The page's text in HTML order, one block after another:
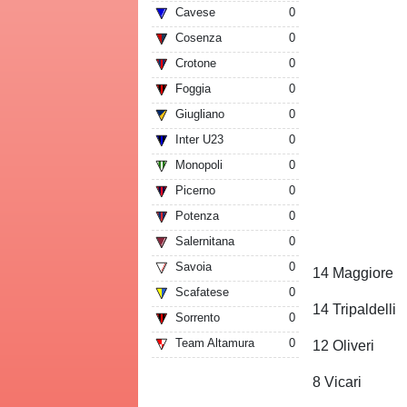
Cavese
0
Cosenza
0
Crotone
0
Foggia
0
Giugliano
0
Inter U23
0
Monopoli
0
Picerno
0
Potenza
0
Salernitana
0
Savoia
0
Scafatese
0
Sorrento
0
Team Altamura
0
14 Maggiore
14 Tripaldelli
12 Oliveri
8 Vicari